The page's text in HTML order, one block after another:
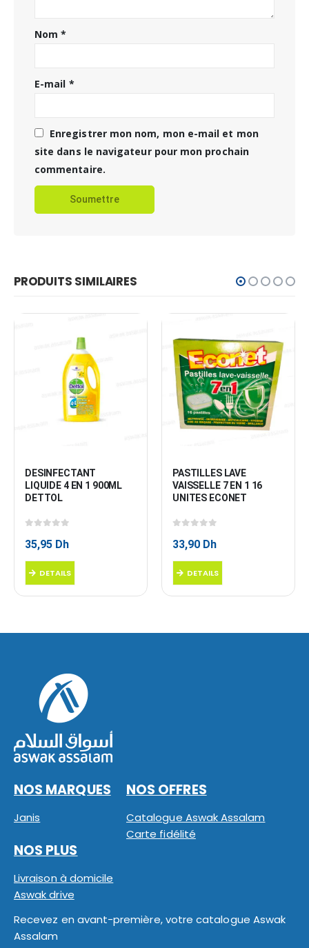
Nom*
E-mail *
Enregistrer mon nom, mon e-mail et mon
site dans le navigateur pour mon prochain
commentaire.
PRODUITS SIMILAIRES
DESINFECTANT
LIQUIDE 4 EN 1 900ML
DETTOL
35,95 Dh
DETAILS
PASTILLES LAVE
VAISSELLE 7 EN 1 16
UNITES ECONET
33,90 Dh
DETAILS
NOS MARQUES
Janis
NOS OFFRES
Catalogue Aswak Assalam
Carte fidélité
NOS PLUS
Livraison à domicile
Aswak drive
Recevez en avant-première, votre catalogue Aswak
Assalam